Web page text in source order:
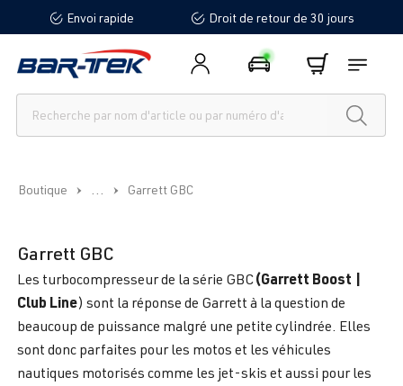
principalEnvoi rapide Droit de retour de 30 jours
Boutique ... Garrett GBC
Garrett GBC
Les turbocompresseur de la série GBC(Garrett Boost |
Club Line) sont la réponse de Garrett à la question de
beaucoup de puissance malgré une petite cylindrée. Elles
sont donc parfaites pour les motos et les véhicules
nautiques motorisés comme les jet-skis et aussi pour les